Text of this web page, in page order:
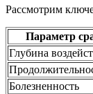
Рассмотрим
Параметр
Глубина
Болезненность